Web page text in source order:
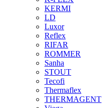
KERMI
LD
Luxor
Reflex
RIFAR
ROMMER
Sanha
STOUT
Tecofi
Thermaflex
THERMAGENT